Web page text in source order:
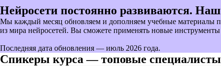
Нейросети постоянно развиваются.
Мы каждый месяц обновляем и дополняем учебные материалы
из мира нейросетей. Вы сможете применять новые
Последняя дата обновления — июль 2026 года.
Спикеры курса — топовые